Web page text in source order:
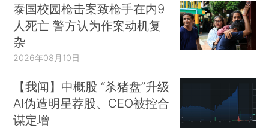
泰国校园枪击案致枪手在内9
人死亡 警方认为作案动机复
杂
2026年08月10日
【我闻】中概股 “杀猪盘”升级
AI伪造明星荐股、CEO被控合
谋定增